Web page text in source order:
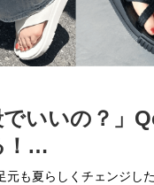
でいいの？」
！…
元も夏らしくチェンジした